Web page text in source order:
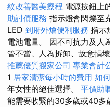
紋改善醫美療程 電源按鈕上
助討債服務 指示燈會閃爍至
LED 到府外燴便利服務 指示
電池電量。 因不可抗力及人
管不當、人為拆卸、故意損
推薦優質搬家公司 專業會計
1 居家清潔每小時的費用 如
年女性的絕佳選擇。 平價助
能需要收緊的30多歲或40多